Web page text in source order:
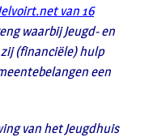
van 16
waarbij Jeugd- en
(financiële) hulp
een
van het Jeugdhuis